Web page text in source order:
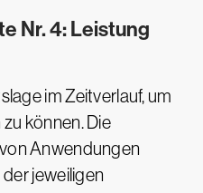
Nr. 4: Leistung
im Zeitverlauf, um
können. Die
Anwendungen
jeweiligen